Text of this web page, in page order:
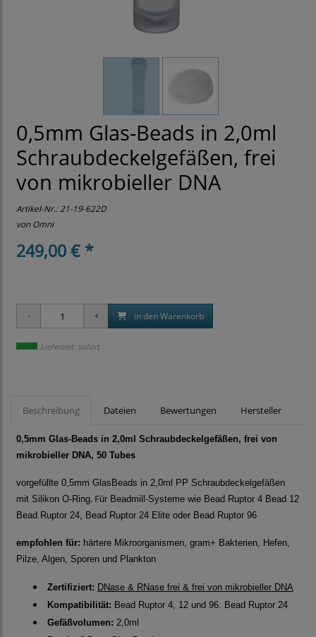
0,5mm Glas-Beads in 2,0ml
Schraubdeckelgefäßen, frei
von mikrobieller DNA
Artikel-Nr.:21-19-622D
von Omni
249,00 € *
in den Warenkorb
Lieferzeit: sofort
Beschreibung Dateien Bewertungen Hersteller
0,5mm Glas-Beads in 2,0ml Schraubdeckelgefäßen, frei von
mikrobieller DNA, 50 Tubes
vorgefüllte 0,5mm GlasBeads in 2,0ml PP Schraubdeckelgefäßen
mit Silikon O-Ring. Für Beadmill-Systeme wie Bead Ruptor 4 Bead 12
Bead Ruptor 24, Bead Ruptor 24 Elite oder Bead Ruptor 96
empfohlen für: härtere Mikroorganismen, gram+ Bakterien, Hefen,
Pilze, Algen, Sporen und Plankton
Zertifiziert: DNase & RNase frei & frei von mikrobieller DNA
Kompatibilität: Bead Ruptor 4, 12 und 96. Bead Ruptor 24
Gefäßvolumen: 2,0ml